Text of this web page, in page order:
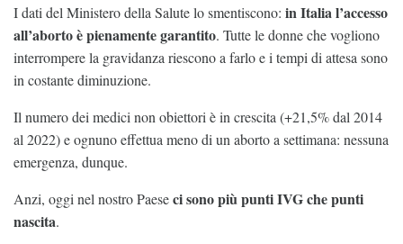
I dati del Ministero della Salute lo smentiscono: in Italia l’accesso
all’aborto è pienamente garantito. Tutte le donne che vogliono
interrompere la gravidanza riescono a farlo e i tempi di attesa sono
in costante diminuzione.
Il numero dei medici non obiettori è in crescita (+21,5% dal 2014
al 2022) e ognuno effettua meno di un aborto a settimana: nessuna
emergenza, dunque.
Anzi, oggi nel nostro Paeseci sono più punti IVG che punti
nascita.